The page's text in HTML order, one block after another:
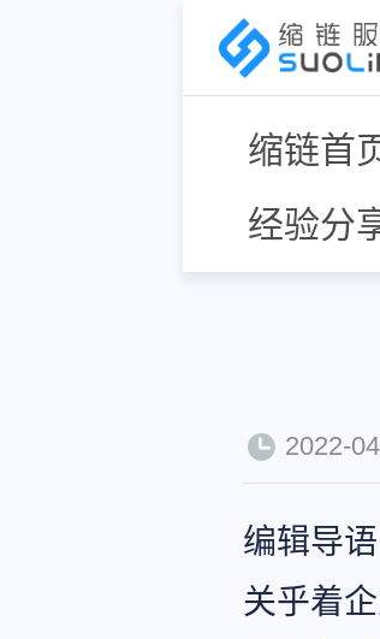
缩链首
经验分
2022-
编辑导
关乎着